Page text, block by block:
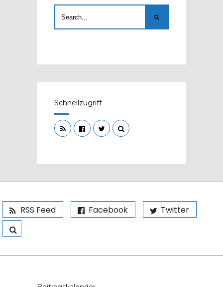
Schnellzugriff
RSS Feed Facebook Twitter